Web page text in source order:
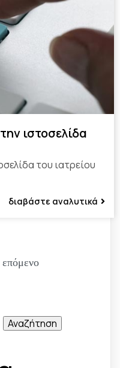
ιστοσελίδα
του ιατρείου
διαβάστε αναλυτικά
επόμενο
Αναζήτηση